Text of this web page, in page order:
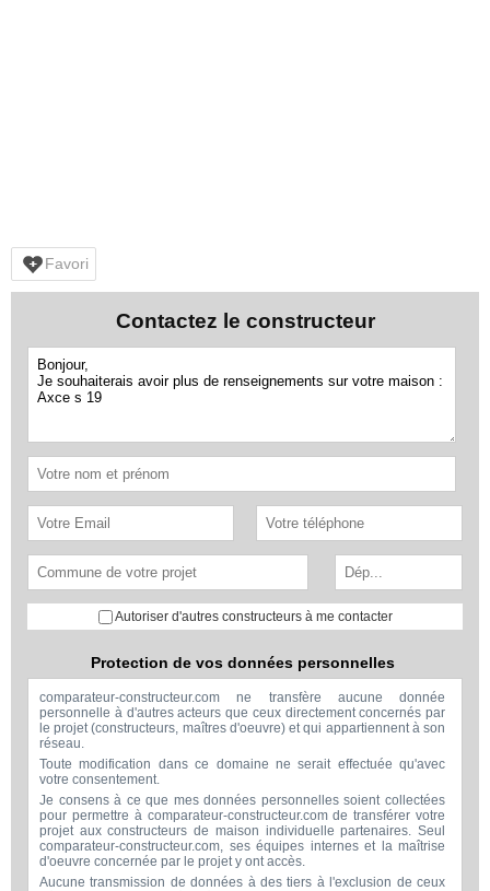
Favori
Contactez le constructeur
Autoriser d'autres constructeurs à me contacter
Protection de vos données personnelles
comparateur-constructeur.com ne transfère aucune donnée
personnelle à d'autres acteurs que ceux directement concernés par
le projet (constructeurs, maîtres d'oeuvre) et qui appartiennent à son
réseau.
Toute modification dans ce domaine ne serait effectuée qu'avec
votre consentement.
Je consens à ce que mes données personnelles soient collectées
pour permettre à comparateur-constructeur.com de transférer votre
projet aux constructeurs de maison individuelle partenaires. Seul
comparateur-constructeur.com, ses équipes internes et la maîtrise
d'oeuvre concernée par le projet y ont accès.
Aucune transmission de données à des tiers à l'exclusion de ceux